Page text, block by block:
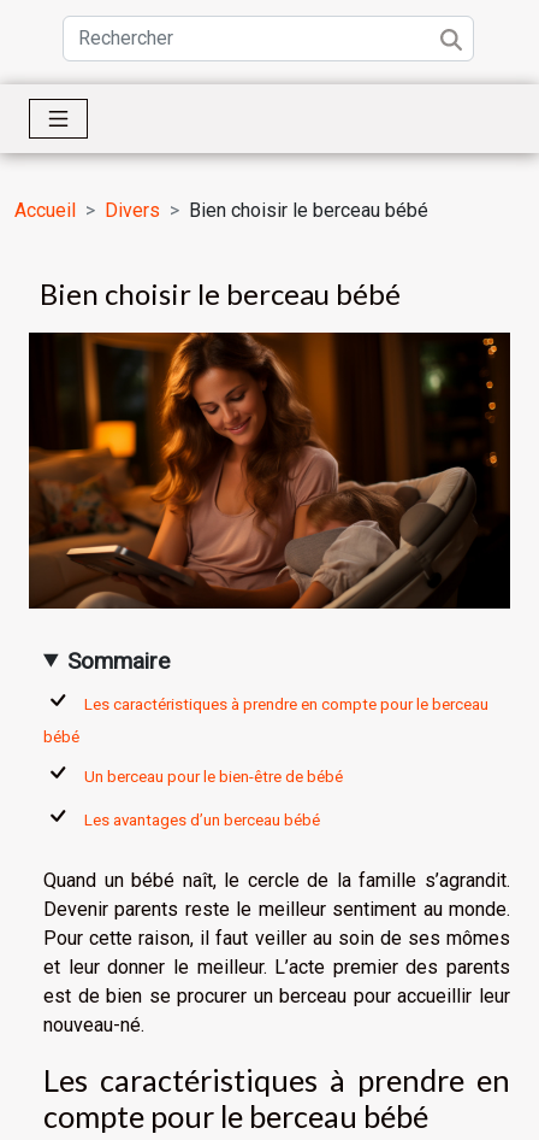
Accueil Divers Bien choisir le berceau bébé
Bien choisir le berceau bébé
Sommaire
Les caractéristiques à prendre en compte pour le berceau
bébé
Un berceau pour le bien-être de bébé
Les avantages d’un berceau bébé
Quand un bébé naît, le cercle de la famille s’agrandit.
Devenir parents reste le meilleur sentiment au monde.
Pour cette raison, il faut veiller au soin de ses mômes
et leur donner le meilleur. L’acte premier des parents
est de bien se procurer un berceau pour accueillir leur
nouveau-né.
Les caractéristiques à prendre en
compte pour le berceau bébé